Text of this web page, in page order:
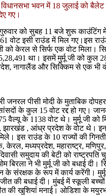
भवन में 18 जुलाई को
गए।
को सुबह 11 बजे शुरू
वोट इसी राउंड में मिल गए।इस
से सिर्फ एक वोट मिला।
था। इसमें मुर्मू जी को कुल
नागालैंड और सिक्किम से एक भी
पीसी मोदी के मुताबिक
के कुल 15 वोट रद्द हो गए।
वैल्यू के 1138 वोट थे। मुर्मू जी
झारखंड , आंध्र प्रदेश के वोट
इस राउंड के 10 राज्यों की
मध्यप्रदेश, महाराष्ट्र,
समुदाय की बेटी को
ने भी मुर्मू जी को बधाई दी।
के संरक्षक के रूप में कार्य करेंगी।
बधाई दी। मुंबई में स्कूली बच्चों ने
की खुशियां मनाई। ओडिशा के